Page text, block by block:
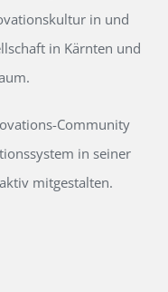
in und
in Kärnten und
Community
in seiner
mitgestalten.